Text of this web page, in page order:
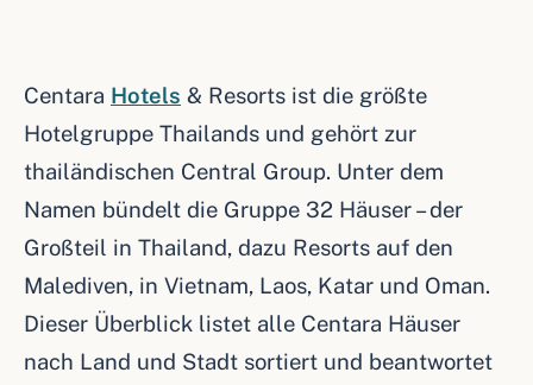
Centara Hotels & Resorts ist die größte
Hotelgruppe Thailands und gehört zur
thailändischen Central Group. Unter dem
Namen bündelt die Gruppe 32 Häuser – der
Großteil in Thailand, dazu Resorts auf den
Malediven, in Vietnam, Laos, Katar und Oman.
Dieser Überblick listet alle Centara Häuser
nach Land und Stadt sortiert und beantwortet